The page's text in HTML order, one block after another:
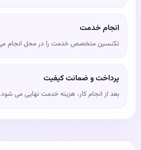
انجام خدمت
تکنسین متخصص خدمت را در محل انجام
پرداخت و ضمانت کیفیت
بعد از انجام کار، هزینه خدمت نهایی می شود.